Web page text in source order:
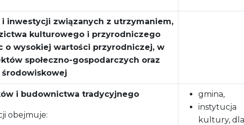
i inwestycji związanych z utrzymaniem,
kulturowego i przyrodniczego
o wysokiej wartości przyrodniczej, w
społeczno-gospodarczych oraz
i budownictwa tradycyjnego
obejmuje:
gmina,
instytucja
kultury, dla